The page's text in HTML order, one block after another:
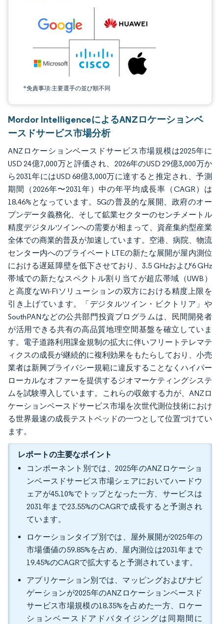
*免責事項:主要選手の並び順不同
Mordor IntelligenceによるANZロケーションベ
ースドサービス市場分析
ANZロケーションベースドサービス市場規模は2025年に
USD 24億7,000万と評価され、2026年のUSD 29億3,000万か
ら2031年にはUSD 68億3,000万に達すると推定され、予測
期間（2026年〜2031年）中の年平均成長率（CAGR）は
18.46%となっています。5Gの普及的な展開、政府のオー
プンデータ義務化、そして鉱業セクターのセンチメートル
精度デジタルツインへの需要が相まって、資産集約型産業
全体での商業的普及が加速しています。空港、病院、物流
センター内へのプライベートLTEの新たな展開が屋内測位
における遅延障壁を低下させており、3.5 GHzおよび6 GHz
帯域での新たなスペクトル割り当てが超広帯域（UWB）
と高度なWi-Fiソリューションの双方における精度上限を
引き上げています。「デジタルツイン・ビクトリア」や
SouthPANなどの公共部門投資プログラムは、民間開発者
が活用できる共有の高品質地理空間基盤を確立していま
す。電子道路利用課金規制の拡大に伴いフリートテレマテ
ィクスの成長が継続的に複利効果をもたらしており、小売
業者は新興プライバシー規範に違反することなくハイパー
ローカルなオファーを提供するジオマーケティングシステ
ムを試験導入しています。これらの収斂する力が、ANZロ
ケーションベースドサービス市場を次世代測位技術におけ
る世界最速の成長テストベッドの一つとして位置づけてい
ます。
レポートの主要なポイント
コンポーネント別では、2025年のANZロケーショ
ンベースドサービス市場シェアにおいてハードウ
ェアが45.10%でトップとなった一方、サービスは
2031年まで23.55%のCAGRで成長すると予測され
ています。
ロケーションタイプ別では、屋外展開が2025年の
市場価値の59.85%を占め、屋内測位は2031年まで
19.45%のCAGRで拡大すると予測されています。
アプリケーション別では、マッピングおよびナビ
ゲーションが2025年のANZロケーションベースド
サービス市場規模の18.35%を占めた一方、ロケー
ションベースドアドバタイジングは同期間に